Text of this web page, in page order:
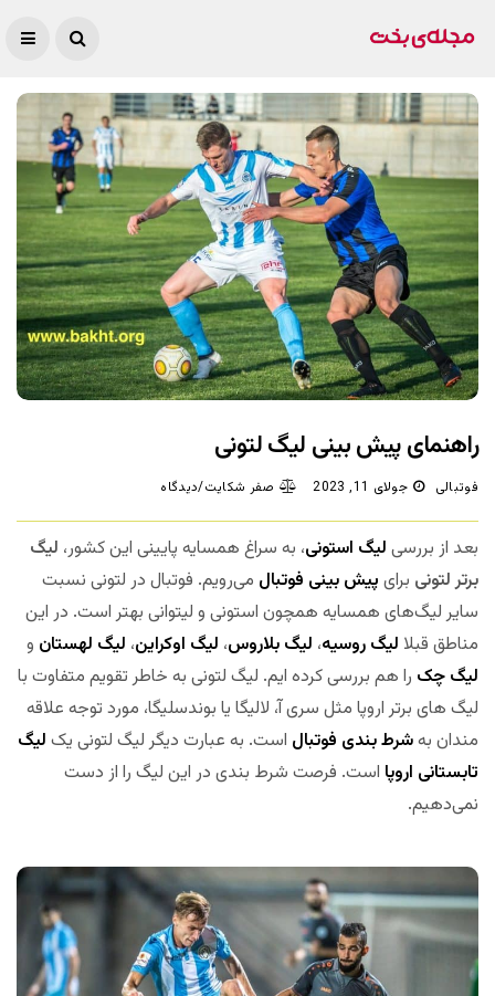
راهنمای پیش بینی لیگ لتونی
فوتبالی جولای 11, 2023 صفر شکایت/دیدگاه
بعد از بررسی لیگ استونی، به سراغ همسایه پایینی این کشور، لیگ
برتر لتونی برای پیش بینی فوتبال می‌رویم. فوتبال در لتونی نسبت
سایر لیگ‌های همسایه همچون استونی و لیتوانی بهتر است. در این
مناطق قبلا لیگ روسیه، لیگ بلاروس، لیگ اوکراین، لیگ لهستان و
لیگ چک را هم بررسی کرده ایم. لیگ لتونی به خاطر تقویم متفاوت با
لیگ های برتر اروپا مثل سری آ، لالیگا یا بوندسلیگا، مورد توجه علاقه
مندان بهشرط بندی فوتبال است. به عبارت دیگر لیگ لتونی یک لیگ
تابستانی اروپا است. فرصت شرط بندی در این لیگ را از دست
نمی‌دهیم.